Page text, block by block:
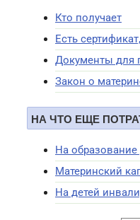
Кто получает
Есть
Документы для
Закон о
НА ЧТО ЕЩЕ
На образование
Материнский
На детей